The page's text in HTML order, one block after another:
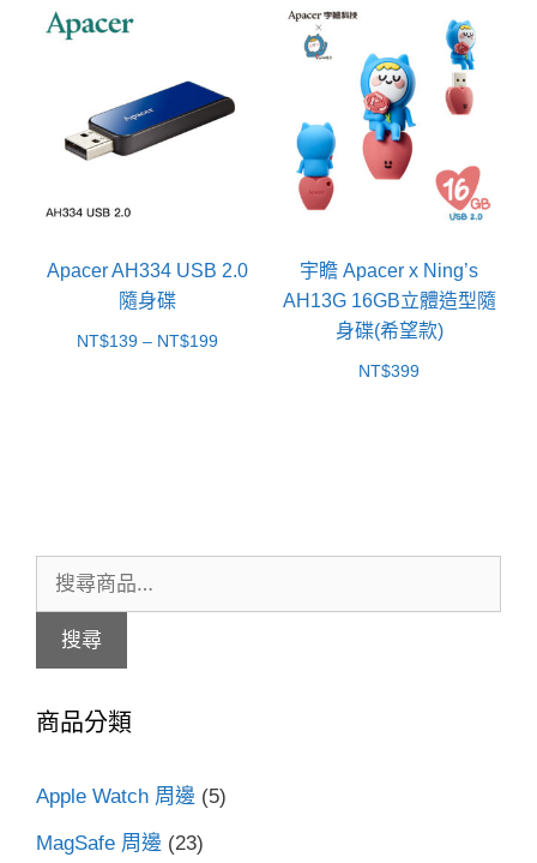
圍：
NT$199
到
NT$399
Apacer AH334 USB 2.0
隨身碟
NT$139 – NT$199價
宇瞻 Apacer x Ning’s
AH13G 16GB立體造型隨
身碟(希望款)
NT$399
尋
字:
搜尋
商品分類
Apple Watch 周邊 (5)
MagSafe 周邊 (23)